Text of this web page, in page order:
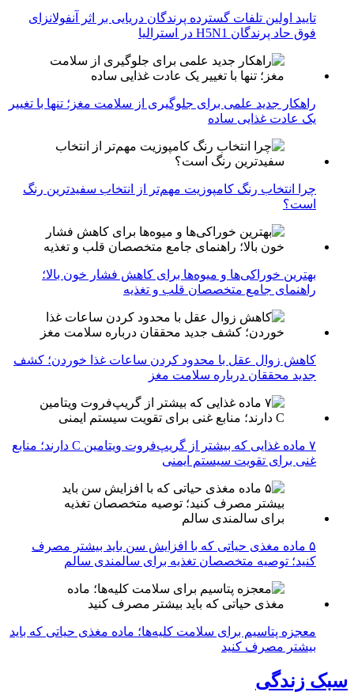
تایید اولین تلفات گسترده پرندگان دریایی بر اثر آنفولانزای
فوق حاد پرندگان H5N1 در استرالیا
راهکار جدید علمی برای جلوگیری از سلامت مغز؛ تنها با تغییر
یک عادت غذایی ساده
چرا انتخاب رنگ کامپوزیت مهم‌تر از انتخاب سفیدترین رنگ
است؟
بهترین خوراکی‌ها و میوه‌ها برای کاهش فشار خون بالا؛
راهنمای جامع متخصصان قلب و تغذیه
کاهش زوال عقل با محدود کردن ساعات غذا خوردن؛ کشف
جدید محققان درباره سلامت مغز
۷ ماده غذایی که بیشتر از گریپ‌فروت ویتامین C دارند؛ منابع
غنی برای تقویت سیستم ایمنی
۵ ماده مغذی حیاتی که با افزایش سن باید بیشتر مصرف
کنید؛ توصیه متخصصان تغذیه برای سالمندی سالم
معجزه پتاسیم برای سلامت کلیه‌ها؛ ماده مغذی حیاتی که باید
بیشتر مصرف کنید
سبک زندگی